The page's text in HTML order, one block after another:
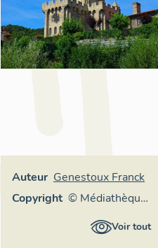
Auteur Genestoux Franck
Copyright © Médiathèque
Voir tout